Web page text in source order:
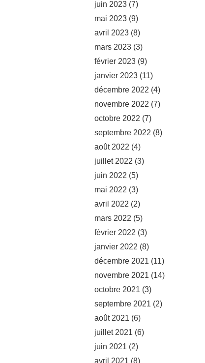
juin 2023 (7)
mai 2023 (9)
avril 2023 (8)
mars 2023 (3)
février 2023 (9)
janvier 2023 (11)
décembre 2022 (4)
novembre 2022 (7)
octobre 2022 (7)
septembre 2022 (8)
août 2022 (4)
juillet 2022 (3)
juin 2022 (5)
mai 2022 (3)
avril 2022 (2)
mars 2022 (5)
février 2022 (3)
janvier 2022 (8)
décembre 2021 (11)
novembre 2021 (14)
octobre 2021 (3)
septembre 2021 (2)
août 2021 (6)
juillet 2021 (6)
juin 2021 (2)
avril 2021 (8)